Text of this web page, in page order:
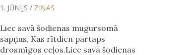
1. JŪNIJS / ZIŅAS
Liec savā šodienas mugursomā
sapņus, Kas rītdien pārtaps
drosmīgos ceļos.Liec savā šodienas